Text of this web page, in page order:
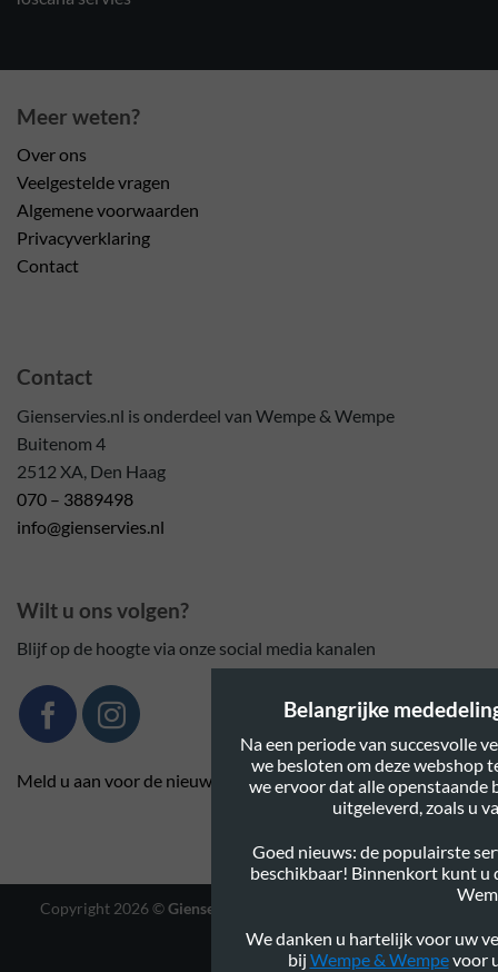
Meer weten?
Over ons
Veelgestelde vragen
Algemene voorwaarden
Privacyverklaring
Contact
Contact
Gienservies.nl is onderdeel van Wempe & Wempe
Buitenom 4
2512 XA, Den Haag
070 – 3889498
info@gienservies.nl
Wilt u ons volgen?
Blijf op de hoogte via onze social media kanalen
Meld u aan voor de nieuwsbrief
Copyright 2026 ©Gienservies.nl
Design
Belangrijke
Na een periode van succesvolle
we besloten om deze webshop
we ervoor dat alle openstaande
uitgeleverd, zoals u
Goed nieuws: de populairste
beschikbaar! Binnenkort kunt u
We danken u hartelijk voor uw
bij Wempe & Wempevoor